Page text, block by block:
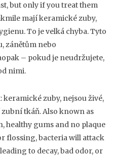
but only if you treat them
mají keramické zuby,
To je velká chyba. Tyto
zánětům nebo
– pokud je neudržujete,
nimi.
keramické zuby, nejsou živé,
zubní tkáň. Also known as
healthy gums and no plaque
flossing, bacteria will attack
to decay, bad odor, or